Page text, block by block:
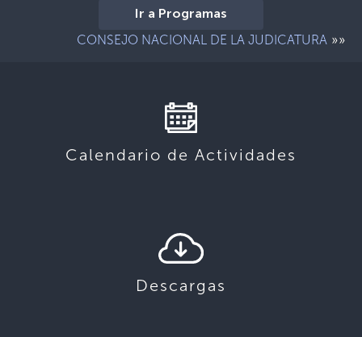
Ir a Programas
CONSEJO NACIONAL DE LA JUDICATURA »»
Calendario de Actividades
Descargas